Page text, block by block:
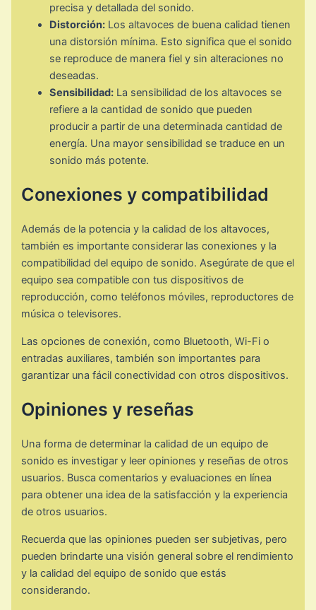
precisa y detallada del sonido.
Distorción: Los altavoces de buena calidad tienen
una distorsión mínima. Esto significa que el sonido
se reproduce de manera fiel y sin alteraciones no
deseadas.
Sensibilidad: La sensibilidad de los altavoces se
refiere a la cantidad de sonido que pueden
producir a partir de una determinada cantidad de
energía. Una mayor sensibilidad se traduce en un
sonido más potente.
Conexiones y compatibilidad
Además de la potencia y la calidad de los altavoces,
también es importante considerar las conexiones y la
compatibilidad del equipo de sonido. Asegúrate de que el
equipo sea compatible con tus dispositivos de
reproducción, como teléfonos móviles, reproductores de
música o televisores.
Las opciones de conexión, como Bluetooth, Wi-Fi o
entradas auxiliares, también son importantes para
garantizar una fácil conectividad con otros dispositivos.
Opiniones y reseñas
Una forma de determinar la calidad de un equipo de
sonido es investigar y leer opiniones y reseñas de otros
usuarios. Busca comentarios y evaluaciones en línea
para obtener una idea de la satisfacción y la experiencia
de otros usuarios.
Recuerda que las opiniones pueden ser subjetivas, pero
pueden brindarte una visión general sobre el rendimiento
y la calidad del equipo de sonido que estás
considerando.